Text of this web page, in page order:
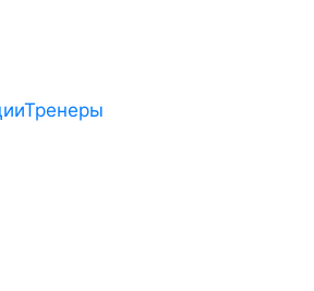
Тренеры